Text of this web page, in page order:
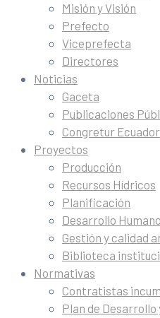
Misión y Visión
Prefecto
Viceprefecta
Directores
Noticias
Gaceta
Publicaciones
Congretur Ecuador
Proyectos
Producción
Recursos Hídricos
Planificación
Desarrollo
Gestión y calidad
Biblioteca
Normativas
Contratistas
Plan de